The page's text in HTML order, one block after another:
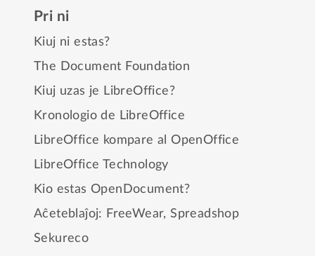
Pri ni
Kiuj ni estas?
The Document Foundation
Kiuj uzas je LibreOffice?
Kronologio de LibreOffice
LibreOffice kompare al OpenOffice
LibreOffice Technology
Kio estas OpenDocument?
Aĉeteblaĵoj: FreeWear,Spreadshop
Sekureco